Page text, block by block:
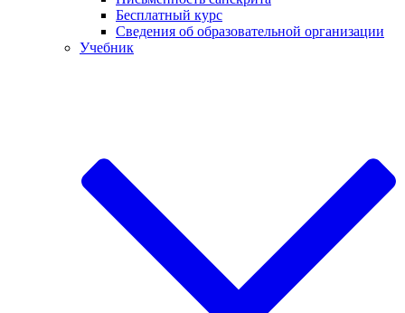
Бесплатный курс
Сведения об образовательной организации
Учебник